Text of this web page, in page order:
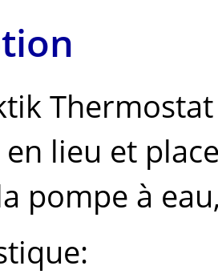
lieu et
pompe à